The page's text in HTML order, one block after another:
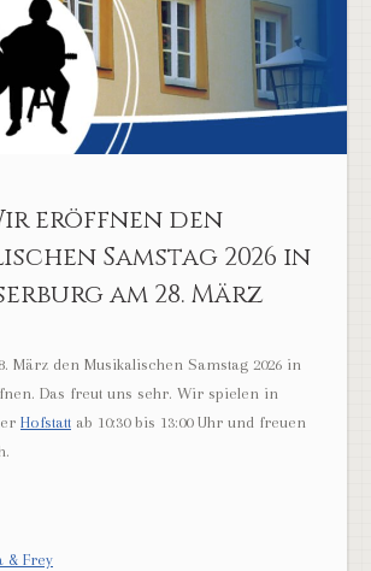
eröffnen den
Samstag 2026 in
am 28. März
März den Musikalischen Samstag 2026 in
Das freut uns sehr. Wir spielen in
Hofstatt ab 10:30 bis 13:00 Uhr und freuen
& Frey